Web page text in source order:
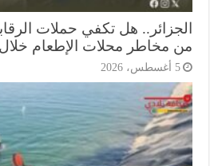
هل تكفي حملات الرقابة
مخاطر محلات الإطعام خلال